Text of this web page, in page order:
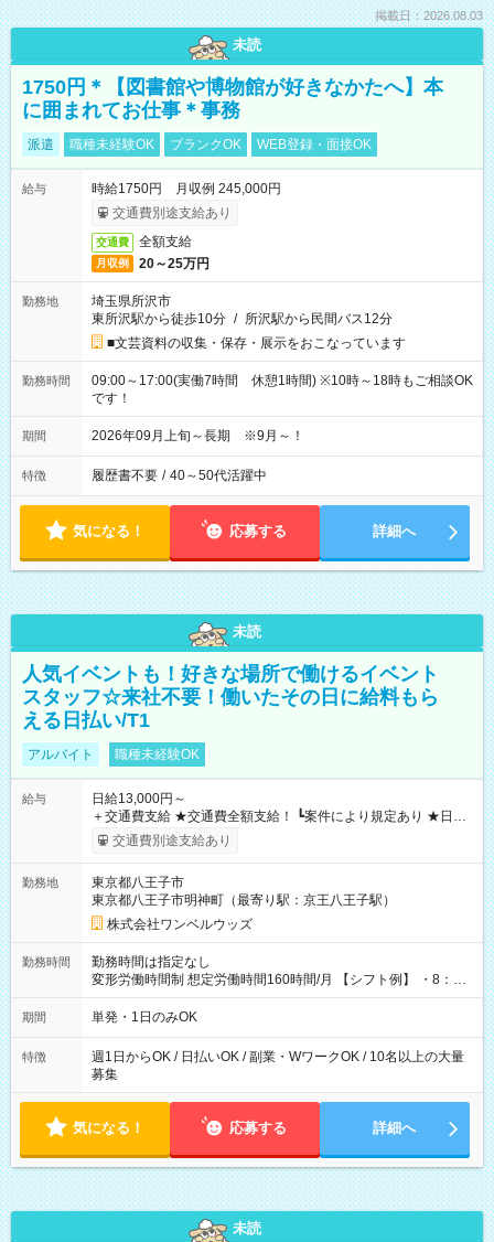
掲載日：2026.08.03
未読
1750円＊【図書館や博物館が好きなかたへ】本
に囲まれてお仕事＊事務
派遣 職種未経験OK ブランクOK WEB登録・面接OK
給与
時給1750円 月収例 245,000円
交通費別途支給あり
交通費 全額支給
月収例 20～25万円
勤務地
埼玉県所沢市
東所沢駅から徒歩10分 / 所沢駅から民間バス12分
■文芸資料の収集・保存・展示をおこなっています
勤務時間
09:00～17:00(実働7時間 休憩1時間) ※10時～18時もご相談OK
です！
期間 2026年09月上旬～長期 ※9月～！
特徴 履歴書不要 / 40～50代活躍中
気になる！ 応募する 詳細へ
未読
人気イベントも！好きな場所で働けるイベント
スタッフ☆来社不要！働いたその日に給料もら
える日払い/T1
アルバイト 職種未経験OK
給与
日給13,000円～
＋交通費支給 ★交通費全額支給！ ┗案件により規定あり ★日払
いOK！（規定あり） ┗働いたその日に現金GET♪ お仕事後はコ
ンビニATMから 日払い分を引き落とせます！ 【試用期間】試
交通費別途支給あり
勤務地
東京都八王子市
東京都八王子市明神町（最寄り駅：京王八王子駅）
株式会社ワンベルウッズ
勤務時間
勤務時間は指定なし
変形労働時間制 想定労働時間160時間/月 【シフト例】 ・8：00
～21：00
期間 単発・1日のみOK
特徴
週1日からOK / 日払いOK / 副業・WワークOK / 10名以上の大量
募集
気になる！ 応募する 詳細へ
未読